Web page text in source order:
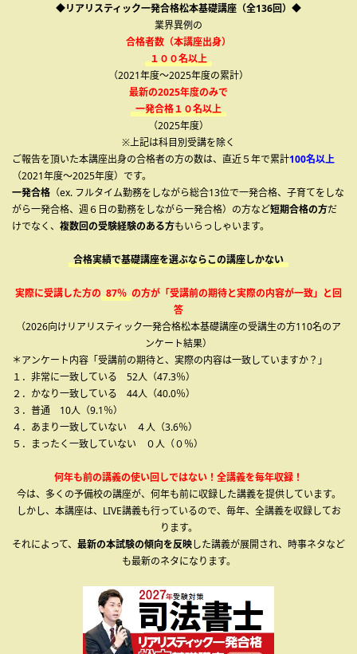
◆リアリスティック一発合格松本基礎講座（全136回）◆
業界異例の
合格者数（本講座出身）
１００名以上
（2021年度～2025年度の累計）
最新の2025年度のみで
一発合格１０名以上
（2025年度）
※上記は科目別受講を除く
ご報告を頂いた本講座出身の合格者の方の数は、直近５年で累計100名以上
（2021年度～2025年度）です。
一発合格 （ex. フルタイム勤務をしながら総合13位で一発合格、子育てをしな
がら一発合格、週６日の勤務をしながら一発合格）の方など短期合格の方だ
けでなく、 複数回の受験経験のある方もいらっしゃいます。
合格実績で基礎講座を選ぶならこの講座しかない
実際に受講した方の 87％ の方が「受講前の期待と実際の内容が一致」と回
答
（2026向けリアリスティック一発合格松本基礎講座の受講生の方110名のア
ンケート結果）
＊アンケート内容「受講前の期待と、実際の内容は一致していますか？」
１．非常に一致している 52人（47.3％）
２．かなり一致している 44人（40.0％）
３．普通 10人（9.1％）
４．あまり一致していない ４人（3.6％）
５．まったく一致していない ０人（０％）
何年も前の講義の使い回しではない！全講義を毎年収録！
今は、多くの予備校の講座が、何年も前に収録した講義を提供しています。
しかし、本講座は、LIVE講義も行っているので、毎年、全講義を収録してお
ります。
それによって、 最新の本試験の傾向を反映した講義が展開され、時事ネタなど
も最新のネタになります。